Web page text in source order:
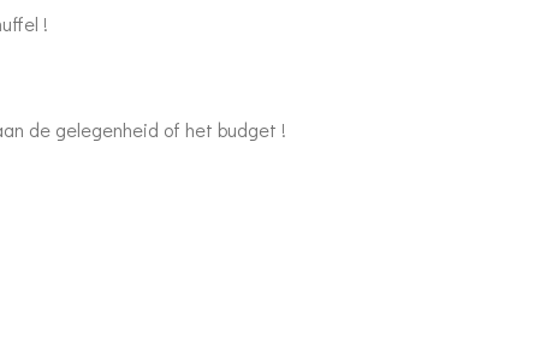
!
de gelegenheid of het budget !
.